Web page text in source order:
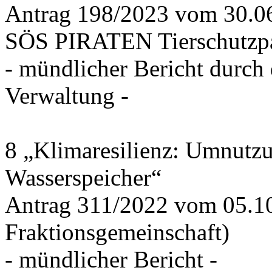
Antrag 198/2023 vom
SÖS PIRATEN
- mündlicher Bericht
Verwaltung -
8 „Klimaresilienz:
Wasserspeicher“
Antrag 311/2022 vom
Fraktionsgemeinschaft)
- mündlicher Bericht -